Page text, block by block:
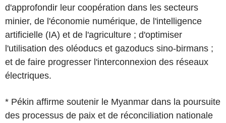
d'approfondir leur coopération dans les secteurs
minier, de l'économie numérique, de l'intelligence
artificielle (IA) et de l'agriculture ; d'optimiser
l'utilisation des oléoducs et gazoducs sino-birmans ;
et de faire progresser l'interconnexion des réseaux
électriques.
* Pékin affirme soutenir le Myanmar dans la poursuite
des processus de paix et de réconciliation nationale